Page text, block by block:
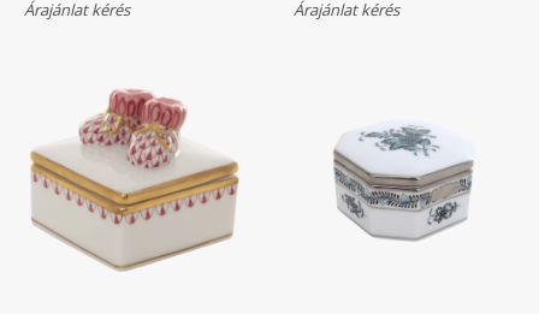
Árajánlat kérés Árajánlat kérés